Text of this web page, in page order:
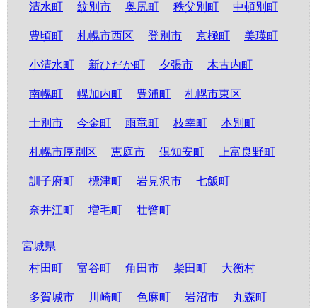
清水町 紋別市 奥尻町 秩父別町 中頓別町
豊頃町 札幌市西区 登別市 京極町 美瑛町
小清水町 新ひだか町 夕張市 木古内町
南幌町 幌加内町 豊浦町 札幌市東区
士別市 今金町 雨竜町 枝幸町 本別町
札幌市厚別区 恵庭市 倶知安町 上富良野町
訓子府町 標津町 岩見沢市 七飯町
奈井江町 増毛町 壮瞥町
宮城県
村田町
富谷町 角田市 柴田町 大衡村
多賀城市 川崎町 色麻町 岩沼市 丸森町